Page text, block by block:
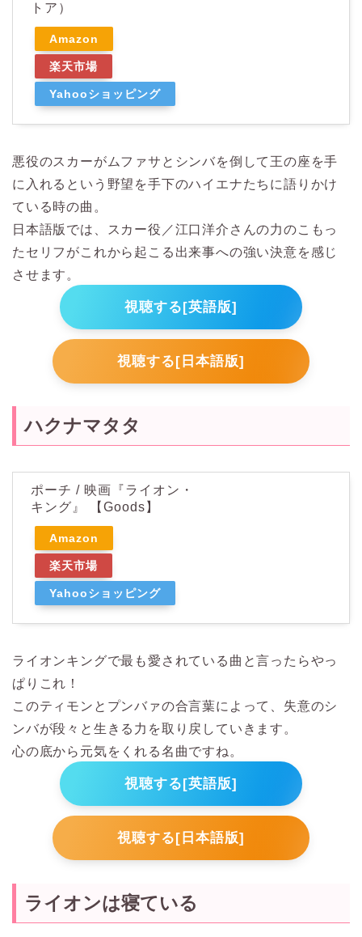
トア）
Amazon
楽天市場
Yahooショッピング
悪役のスカーがムファサとシンバを倒して王の座を手
に入れるという野望を手下のハイエナたちに語りかけ
ている時の曲。
日本語版では、スカー役／江口洋介さんの力のこもっ
たセリフがこれから起こる出来事への強い決意を感じ
させます。
視聴する[英語版]
視聴する[日本語版]
ハクナマタタ
ポーチ / 映画『ライオン・
キング』 【Goods】
Amazon
楽天市場
Yahooショッピング
ライオンキングで最も愛されている曲と言ったらやっ
ぱりこれ！
このティモンとプンバァの合言葉によって、失意のシ
ンバが段々と生きる力を取り戻していきます。
心の底から元気をくれる名曲ですね。
視聴する[英語版]
視聴する[日本語版]
ライオンは寝ている